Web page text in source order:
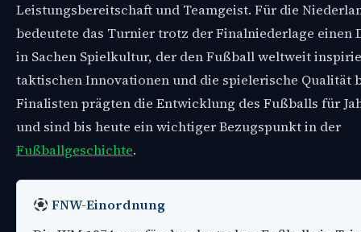
Leistungsbereitschaft und Teamgeist. Für die
bedeutete das Turnier trotz der Finalniederlage einen
in Sachen Spielkultur, der den Fußball weltweit
taktischen Innovationen und die spielerische Qualität
Finalisten prägten die Entwicklung des Fußballs für
und sind bis heute ein wichtiger Bezugspunkt in der
Fußballgeschichte.
FNW-Einordnung